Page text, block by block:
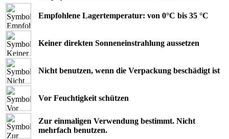
Empfohlene Lagertemperatur: von 0°C bis 35 °C
Keiner direkten Sonneneinstrahlung aussetzen
Nicht benutzen, wenn die Verpackung beschädigt ist
Vor Feuchtigkeit schützen
Zur einmaligen Verwendung bestimmt. Nicht
mehrfach benutzen.